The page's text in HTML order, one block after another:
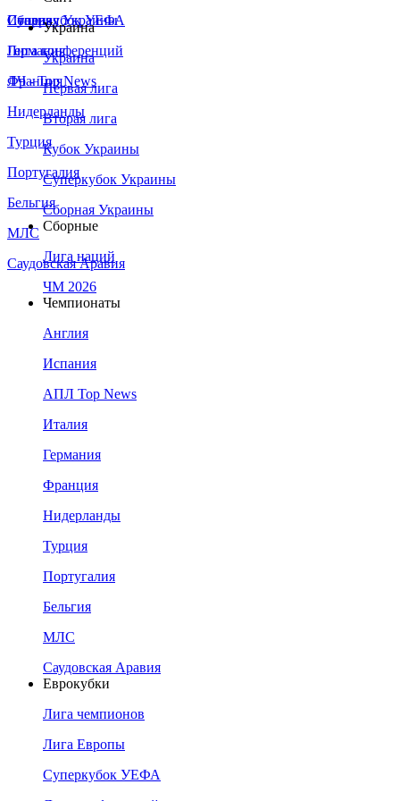
Сборная Украины
Италия
Германия
Франция
Нидерланды
Турция
Португалия
Бельгия
МЛС
Саудовская Аравия
Суперкубок УЕФА
Лига конференций
ЛЧ - Top News
Украина
Украина
Первая лига
Вторая лига
Кубок Украины
Суперкубок Украины
Сборная Украины
Сборные
Лига наций
ЧМ 2026
Чемпионаты
Англия
Испания
АПЛ Top News
Италия
Германия
Франция
Нидерланды
Турция
Португалия
Бельгия
МЛС
Саудовская Аравия
Еврокубки
Лига чемпионов
Лига Европы
Суперкубок УЕФА